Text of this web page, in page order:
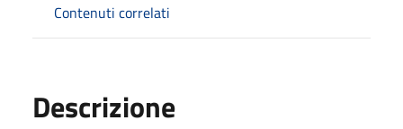
Contenuti correlati
Descrizione